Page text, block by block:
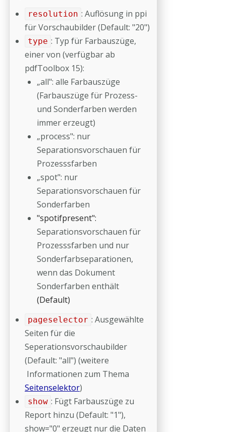
resolution : Auflösung in ppi
für Vorschaubilder (Default: "20")
type : Typ für Farbauszüge,
einer von (verfügbar ab
pdfToolbox 15):
„all": alle Farbauszüge
(Farbauszüge für Prozess-
und Sonderfarben werden
immer erzeugt)
„process": nur
Separationsvorschauen für
Prozesssfarben
„spot": nur
Separationsvorschauen für
Sonderfarben
"spotifpresent":
Separationsvorschauen für
Prozesssfarben und nur
Sonderfarbseparationen,
wenn das Dokument
Sonderfarben enthält
(Default)
pageselector : Ausgewählte
Seiten für die
Seperationsvorschaubilder
(Default: "all") (weitere
Informationen zum Thema
Seitenselektor)
show : Fügt Farbauszüge zu
Report hinzu (Default: "1"),
show="0" erzeugt nur die Daten